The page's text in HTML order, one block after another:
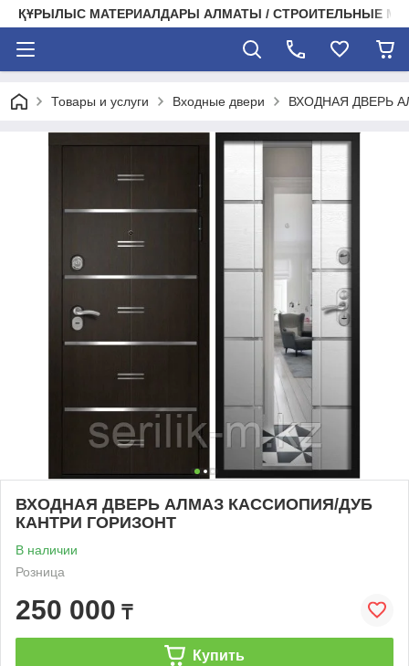
ҚҰРЫЛЫС МАТЕРИАЛДАРЫ АЛМАТЫ / СТРОИТЕЛЬНЫЕ
Товары и услуги Входные двери ВХОДНАЯ ДВЕРЬ
ВХОДНАЯ ДВЕРЬ АЛМАЗ КАССИОПИЯ/ДУБ
КАНТРИ ГОРИЗОНТ
В наличии
Розница
250 000 ₸
Купить